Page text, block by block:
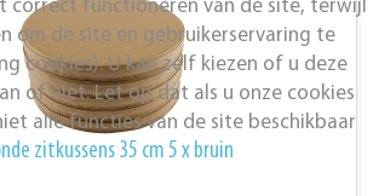
zitkussens 35 cm 5 x bruin
correct functioneren van de site, terwijl
om de site en gebruikerservaring te
cookies). U kan zelf kiezen of u deze
of niet. Let op dat als u onze cookies
alle functies van de site beschikbaar